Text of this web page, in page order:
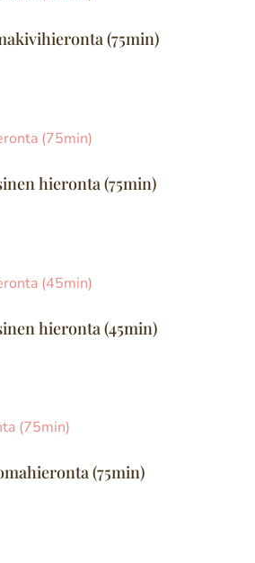
(75min)
hieronta (75min)
hieronta (45min)
(75min)